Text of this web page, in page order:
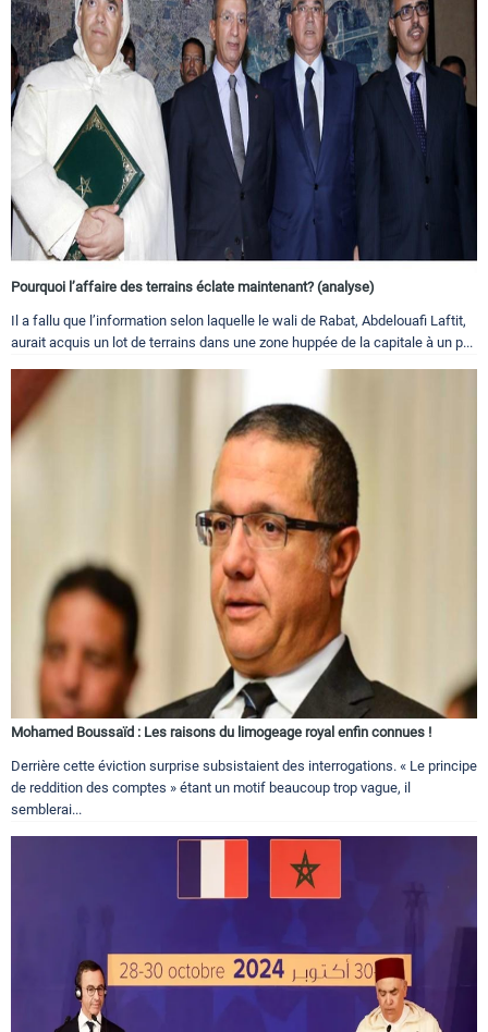
Pourquoi l’affaire des terrains éclate maintenant? (analyse)
Il a fallu que l’information selon laquelle le wali de Rabat, Abdelouafi Laftit,
aurait acquis un lot de terrains dans une zone huppée de la capitale à un p...
Mohamed Boussaïd : Les raisons du limogeage royal enfin connues !
Derrière cette éviction surprise subsistaient des interrogations. « Le principe
de reddition des comptes » étant un motif beaucoup trop vague, il
semblerai...